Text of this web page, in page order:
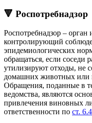
🔻 Роспотребнадзор
Роспотребнадзор – орган
контролирующий
эпидемиологических
обращаться, если соседи
утилизируют отходы, не
домашних животных
Обращения, поданные в
ведомства, являются
привлечения виновных
ответственности по ст.